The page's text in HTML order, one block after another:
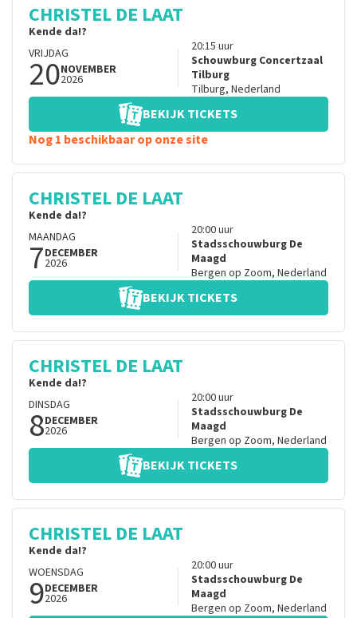
CHRISTEL DE LAAT
Kende da!?
VRIJDAG
20NOVEMBER
2026
20:15 uur
Schouwburg Concertzaal
Tilburg
Tilburg, Nederland
BEKIJK TICKETS
Nog 1 beschikbaar op onze site
CHRISTEL DE LAAT
Kende da!?
MAANDAG
7DECEMBER
2026
20:00uur
Stadsschouwburg De
Maagd
Bergen op Zoom, Nederland
BEKIJK TICKETS
CHRISTEL DE LAAT
Kende da!?
DINSDAG
8DECEMBER
2026
20:00uur
Stadsschouwburg De
Maagd
Bergen op Zoom, Nederland
BEKIJK TICKETS
CHRISTEL DE LAAT
Kende da!?
WOENSDAG
9DECEMBER
2026
20:00uur
Stadsschouwburg De
Maagd
Bergen op Zoom, Nederland